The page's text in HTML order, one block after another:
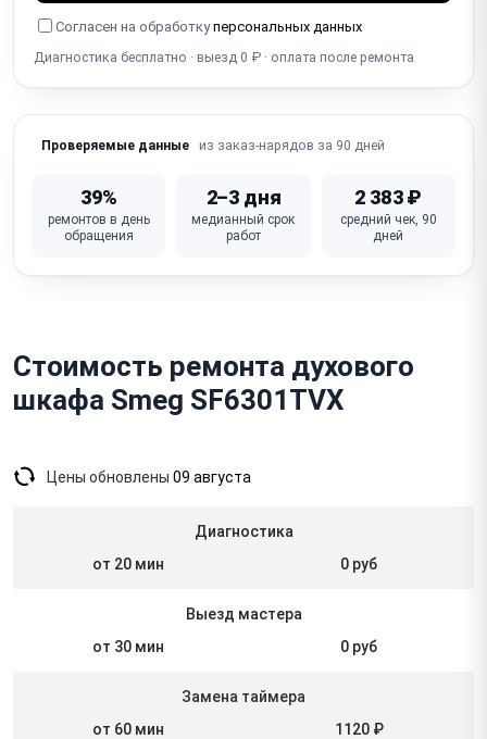
Износ / повреждение уплотнителя дверцы
(тепловые потери)
Неисправна плата управления (электронные
модели)
Согласен на обработкуперсональных данных
Диагностика бесплатно · выезд 0 ₽ · оплата после ремонта
Проверяемые данные из заказ-нарядов за 90 дней
39%
ремонтов в день
обращения
2–3 дня
медианный срок
работ
2 383 ₽
средний чек, 90
дней
Стоимость ремонта духового
шкафа Smeg SF6301TVX
Цены обновлены 09 августа
Диагностика
от 20 мин
0 руб
Выезд мастера
от 30 мин
0 руб
Замена таймера
от 60 мин
1120 ₽